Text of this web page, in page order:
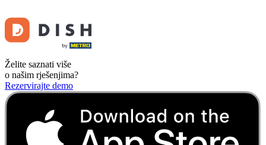
Želite saznati više
o našim rješenjima?
Rezervirajte demo